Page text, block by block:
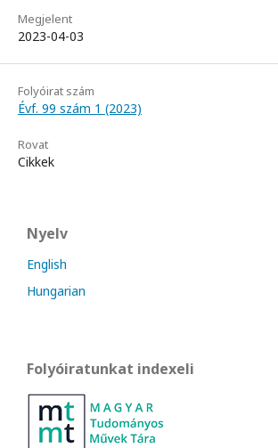
Megjelent
2023-04-03
Folyóirat szám
Évf. 99 szám 1 (2023)
Rovat
Cikkek
Nyelv
English
Hungarian
Folyóiratunkat indexeli